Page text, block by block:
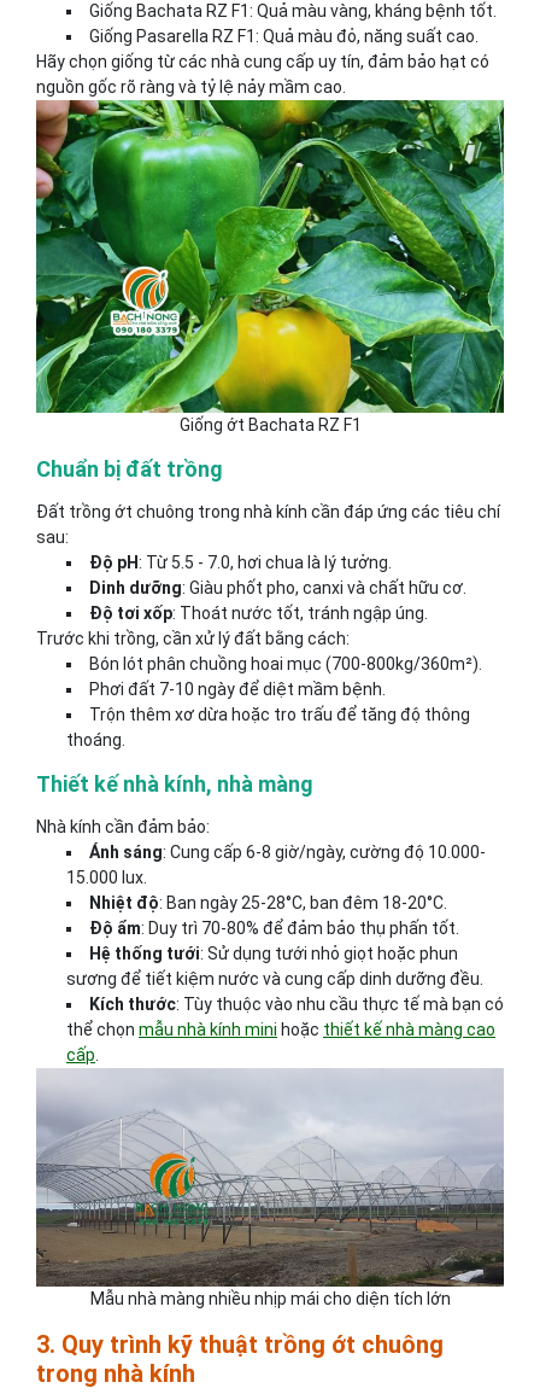
Giống Bachata RZ F1: Quả màu vàng, kháng bệnh tốt.
Giống Pasarella RZ F1: Quả màu đỏ, năng suất cao.
Hãy chọn giống từ các nhà cung cấp uy tín, đảm bảo hạt có
nguồn gốc rõ ràng và tỷ lệ nảy mầm cao.
Giống ớt Bachata RZ F1
Chuẩn bị đất trồng
Đất trồng ớt chuông trong nhà kính cần đáp ứng các tiêu chí
sau:
Độ pH: Từ 5.5 - 7.0, hơi chua là lý tưởng.
Dinh dưỡng: Giàu phốt pho, canxi và chất hữu cơ.
Độ tơi xốp: Thoát nước tốt, tránh ngập úng.
Trước khi trồng, cần xử lý đất bằng cách:
Bón lót phân chuồng hoai mục (700-800kg/360m²).
Phơi đất 7-10 ngày để diệt mầm bệnh.
Trộn thêm xơ dừa hoặc tro trấu để tăng độ thông
thoáng.
Thiết kế nhà kính, nhà màng
Nhà kính cần đảm bảo:
Ánh sáng: Cung cấp 6-8 giờ/ngày, cường độ 10.000-
15.000 lux.
Nhiệt độ: Ban ngày 25-28°C, ban đêm 18-20°C.
Độ ẩm: Duy trì 70-80% để đảm bảo thụ phấn tốt.
Hệ thống tưới: Sử dụng tưới nhỏ giọt hoặc phun
sương để tiết kiệm nước và cung cấp dinh dưỡng đều.
Kích thước: Tùy thuộc vào nhu cầu thực tế mà bạn có
thể chọn mẫu nhà kính mini hoặc thiết kế nhà màng cao
cấp
Mẫu nhà màng nhiều nhịp mái cho diện tích lớn
3. Quy trình kỹ thuật trồng ớt chuông
trong nhà kính